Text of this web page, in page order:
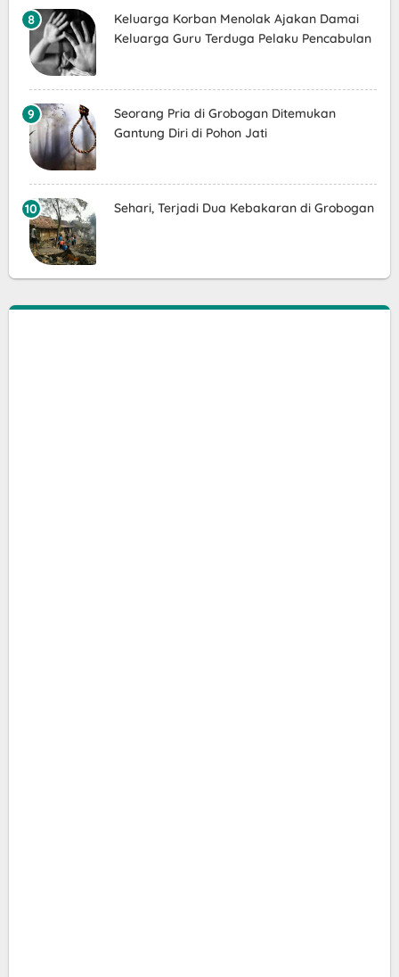
Keluarga Korban Menolak Ajakan Damai
Keluarga Guru Terduga Pelaku Pencabulan
Seorang Pria di Grobogan Ditemukan
Gantung Diri di Pohon Jati
Sehari, Terjadi Dua Kebakaran di Grobogan